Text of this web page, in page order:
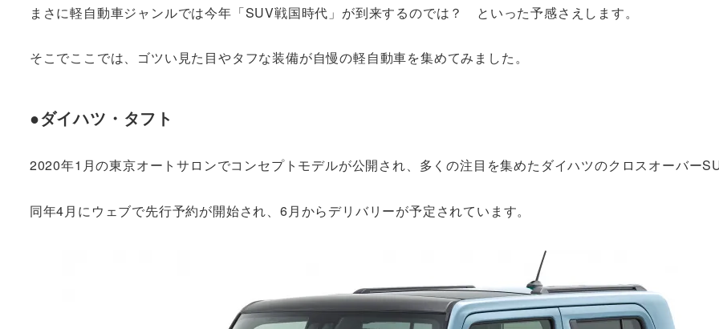
まさに軽自動車ジャンルでは今年「SUV戦国時代」が到来するのでは？ といった予感さえします。
そこでここでは、ゴツい見た目やタフな装備が自慢の軽自動車を集めてみました。
●ダイハツ・タフト
2020年1月の東京オートサロンでコンセプトモデルが公開され、多くの注目を集めたダイハツのクロスオーバー
同年4月にウェブで先行予約が開始され、6月からデリバリーが予定されています。